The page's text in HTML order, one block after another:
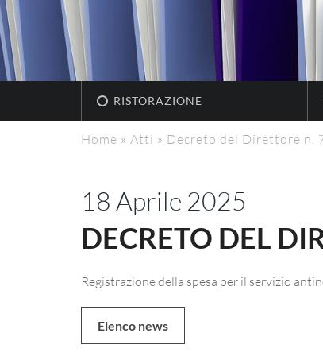
RISTORAZIONE
Home » Atti » Decreto del Direttore n.
18 Aprile 2025
DECRETO DEL
Registrazione della spesa per il servizio
Elenco news